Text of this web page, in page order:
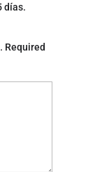
días.
Required